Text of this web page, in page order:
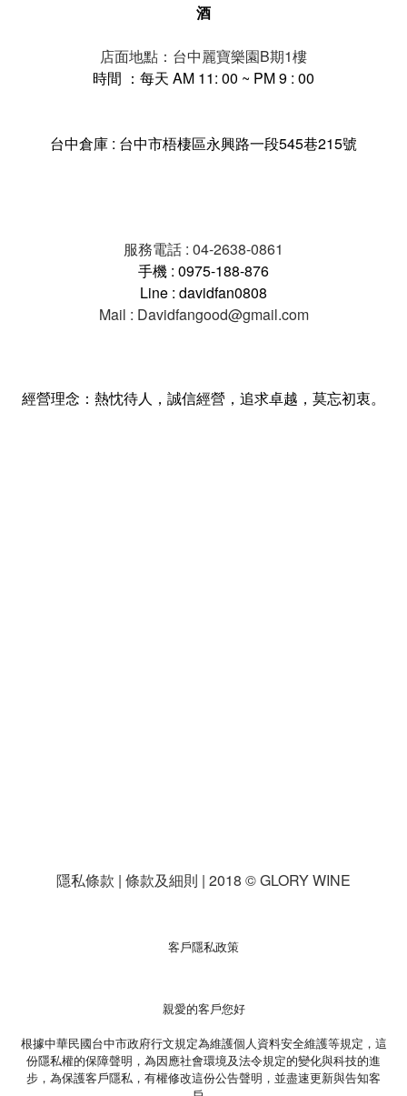
酒
店面地點：台中麗寶樂園B期1樓
時間 ：每天 AM 11: 00 ~ PM 9 : 00
台中倉庫 : 台中市梧棲區永興路一段545巷215號
服務電話 : 04-2638-0861
手機 : 0975-188-876
Line : davidfan0808
Mail : Davidfangood@gmail.com
經營理念：熱忱待人，誠信經營，追求卓越，莫忘初衷。
隱私條款 | 條款及細則 | 2018 © GLORY WINE
客戶隱私政策
親愛的客戶您好
根據中華民國台中市政府行文規定為維護個人資料安全維護等規定，這
份隱私權的保障聲明，為因應社會環境及法令規定的變化與科技的進
步，為保護客戶隱私，有權修改這份公告聲明，並盡速更新與告知客